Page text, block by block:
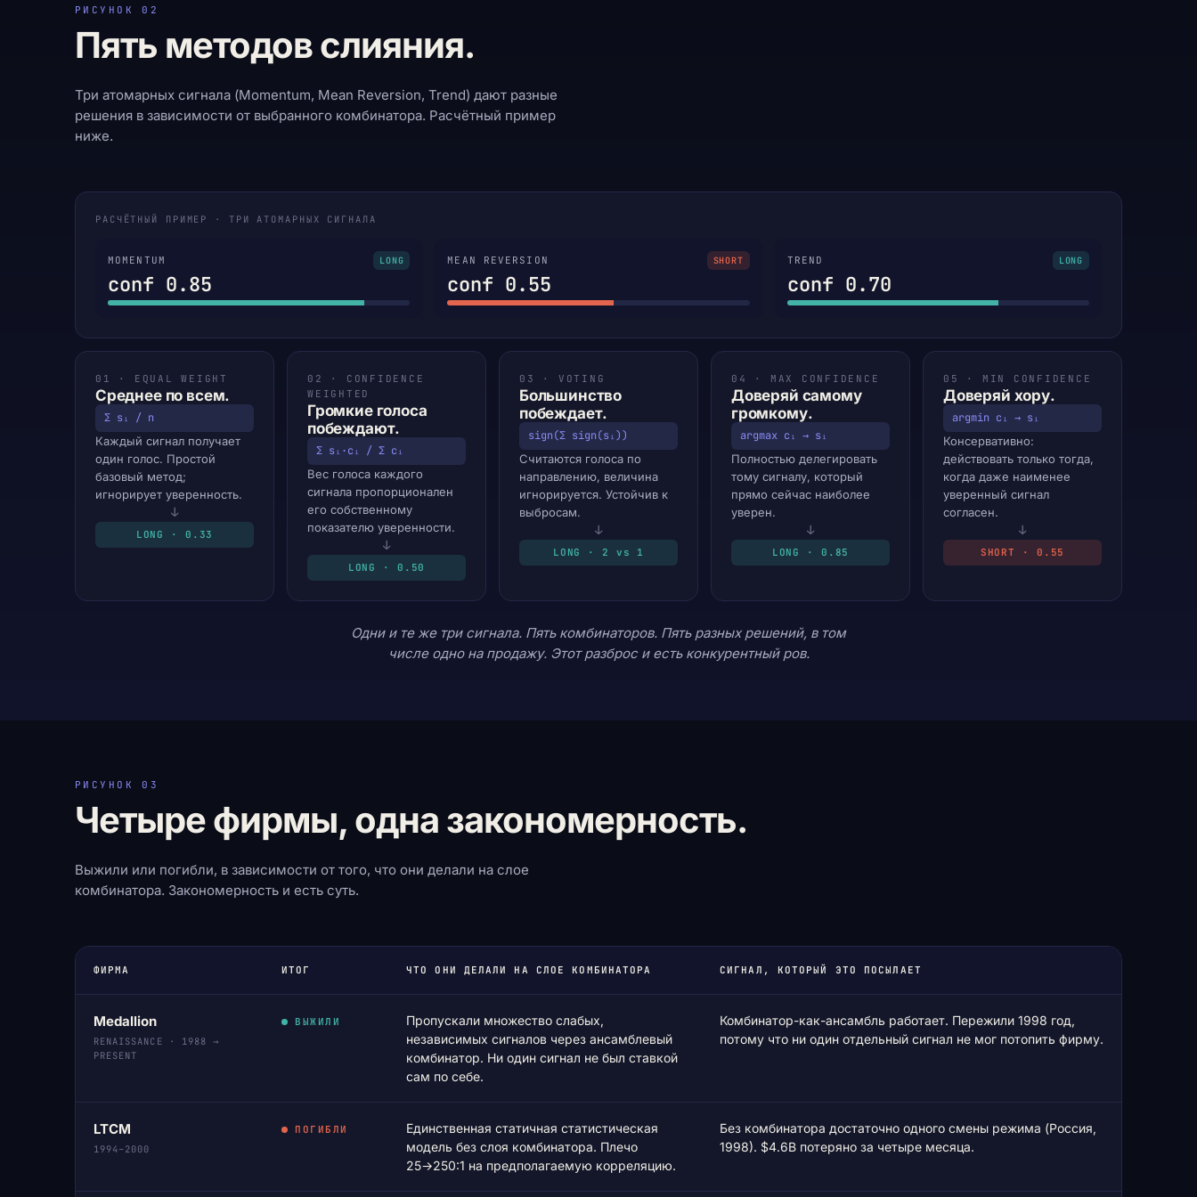
РИСУНОК 02
Пять методов слияния.
Три атомарных сигнала (Momentum, Mean Reversion, Trend) дают разные
решения в зависимости от выбранного комбинатора. Расчётный пример
ниже.
РАСЧЁТНЫЙ ПРИМЕР · ТРИ АТОМАРНЫХ СИГНАЛА
MOMENTUM LONG
conf 0.85
MEAN REVERSION SHORT
conf 0.55
TREND LONG
conf 0.70
01 · EQUAL WEIGHT
Среднее по всем.
Σ sᵢ / n
Каждый сигнал получает
один голос. Простой
базовый метод;
игнорирует уверенность.
↓
LONG · 0.33
02 · CONFIDENCE
WEIGHTED
Громкие голоса
побеждают.
Σ sᵢ·cᵢ / Σ cᵢ
Вес голоса каждого
сигнала пропорционален
его собственному
показателю уверенности.
↓
LONG · 0.50
03 · VOTING
Большинство
побеждает.
sign(Σ sign(sᵢ))
Считаются голоса по
направлению, величина
игнорируется. Устойчив к
выбросам.
↓
LONG · 2 vs 1
04 · MAX CONFIDENCE
Доверяй самому
громкому.
argmax cᵢ → sᵢ
Полностью делегировать
тому сигналу, который
прямо сейчас наиболее
уверен.
↓
LONG · 0.85
05 · MIN CONFIDENCE
Доверяй хору.
argmin cᵢ → sᵢ
Консервативно:
действовать только тогда,
когда даже наименее
уверенный сигнал
согласен.
↓
SHORT · 0.55
Одни и те же три сигнала. Пять комбинаторов. Пять разных решений, в том
числе одно на продажу. Этот разброс и естьконкурентный ров.
РИСУНОК 03
Четыре фирмы, одна закономерность.
Выжили или погибли, в зависимости от того, что они делали на слое
комбинатора. Закономерность и есть суть.
ФИРМА ИТОГ ЧТО ОНИ ДЕЛАЛИ НА СЛОЕ КОМБИНАТОРА СИГНАЛ, КОТОРЫЙ ЭТО ПОСЫЛАЕТ
Medallion
RENAISSANCE · 1988 →
PRESENT
ВЫЖИЛИ
Пропускали множество слабых,
независимых сигналов через ансамблевый
комбинатор. Ни один сигнал не был ставкой
сам по себе.
Комбинатор-как-ансамбль работает. Пережили 1998 год,
потому что ни один отдельный сигнал не мог потопить фирму.
LTCM
1994–2000
ПОГИБЛИ
Единственная статичная статистическая
модель без слоя комбинатора. Плечо
25→250:1 на предполагаемую корреляцию.
Без комбинатора достаточно одного смены режима (Россия,
1998). $4.6B потеряно за четыре месяца.